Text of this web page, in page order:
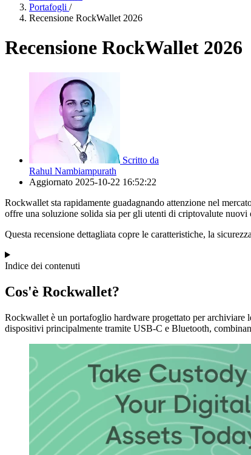
Portafogli /
Recensione RockWallet 2026
Recensione RockWallet 2026
Scritto da
Rahul Nambiampurath
Aggiornato 2025-10-22 16:52:22
Rockwallet sta rapidamente guadagnando attenzione nel
offre una soluzione solida sia per gli utenti di criptovalute
Questa recensione dettagliata copre le caratteristiche, la
Indice dei contenuti
Cos'è Rockwallet?
Rockwallet è un portafoglio hardware progettato per
dispositivi principalmente tramite USB-C e Bluetooth,